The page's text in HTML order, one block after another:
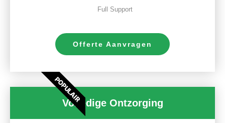
Full Support
Offerte Aanvragen
POPULAIR
Volledige Ontzorging